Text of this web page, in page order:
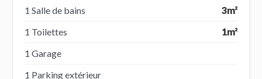
1 Salle de bains
3m²
1 Toilettes
1m²
1 Garage
1 Parking extérieur